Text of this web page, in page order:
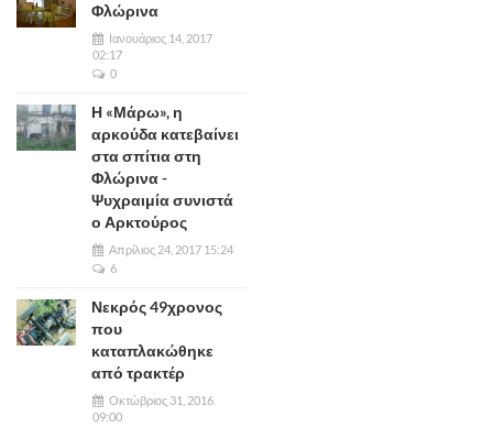
Φλώρινα
Ιανουάριος 14, 2017
02:17
0
Η «Μάρω», η
αρκούδα κατεβαίνει
στα σπίτια στη
Φλώρινα -
Ψυχραιμία συνιστά
ο Αρκτούρος
Απρίλιος 24, 2017 15:24
6
Νεκρός 49χρονος
που
καταπλακώθηκε
από τρακτέρ
Οκτώβριος 31, 2016
09:00